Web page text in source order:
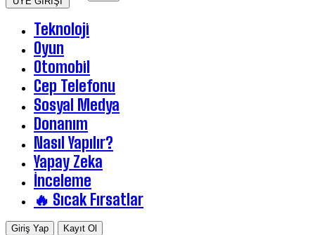
Teknoloji
Oyun
Otomobil
Cep Telefonu
Sosyal Medya
Donanım
Nasıl Yapılır?
Yapay Zeka
İnceleme
🔥 Sıcak Fırsatlar
Giriş Yap Kayıt Ol